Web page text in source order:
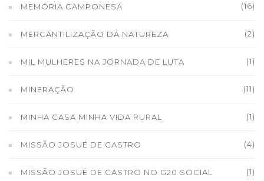
MEMÓRIA CAMPONESA (16)
MERCANTILIZAÇÃO DA NATUREZA (2)
MIL MULHERES NA JORNADA DE LUTA (1)
MINERAÇÃO (11)
MINHA CASA MINHA VIDA RURAL (1)
MISSÃO JOSUÉ DE CASTRO (4)
MISSÃO JOSUÉ DE CASTRO NO G20 SOCIAL (1)